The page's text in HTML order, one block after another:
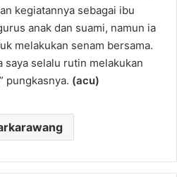
kegiatannya sebagai ibu
anak dan suami, namun ia
melakukan senam bersama.
saya selalu rutin melakukan
pungkasnya. (acu)